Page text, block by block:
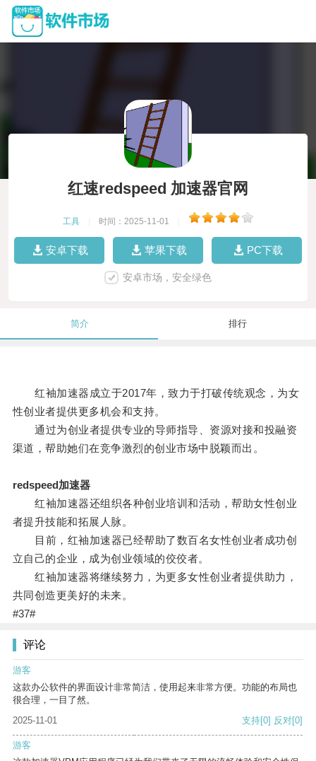
红速redspeed 加速器官网
工具 时间：2025-11-01
安卓下载 苹果下载 PC下载
安卓市场，安全绿色
简介 排行
红袖加速器成立于2017年，致力于打破传统观念，为女
性创业者提供更多机会和支持。
通过为创业者提供专业的导师指导、资源对接和投融资
渠道，帮助她们在竞争激烈的创业市场中脱颖而出。
redspeed加速器
红袖加速器还组织各种创业培训和活动，帮助女性创业
者提升技能和拓展人脉。
目前，红袖加速器已经帮助了数百名女性创业者成功创
立自己的企业，成为创业领域的佼佼者。
红袖加速器将继续努力，为更多女性创业者提供助力，
共同创造更美好的未来。
#37#
评论
游客
这款办公软件的界面设计非常简洁，使用起来非常方便。功能的布局也
很合理，一目了然。
2025-11-01
支持[0] 反对[0]
游客